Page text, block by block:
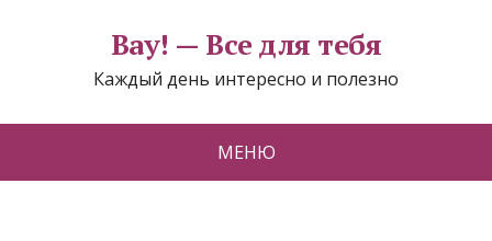
Вау! — Все для тебя
Каждый день интересно и полезно
МЕНЮ